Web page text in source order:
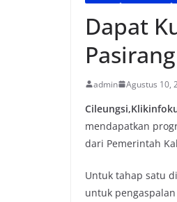
Dapat
admin Agustus 10,
mendapatkan
dari Pemerintah
Untuk tahap satu
untuk pengaspalan